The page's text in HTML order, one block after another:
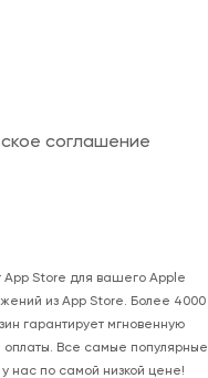
соглашение
App Store для вашего Apple
из App Store. Более 4000
гарантирует мгновенную
оплаты. Все самые популярные
нас по самой низкой цене!